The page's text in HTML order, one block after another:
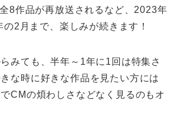
8作品が再放送されるなど、2023年
2月まで、楽しみが続きます！
みても、半年～1年に1回は特集さ
な時に好きな作品を見たい方には
CMの煩わしさなどなく見るのもオ